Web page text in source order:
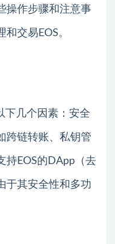
操作步骤和注意事
交易EOS。
下几个因素：安全
跨链转账、私钥管
持EOS的DApp（去
于其安全性和多功